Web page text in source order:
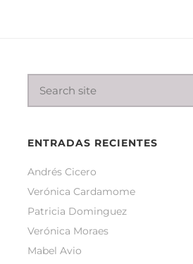
ENTRADAS RECIENTES
Andrés Cicero
Verónica Cardamome
Patricia Dominguez
Verónica Moraes
Mabel Avio